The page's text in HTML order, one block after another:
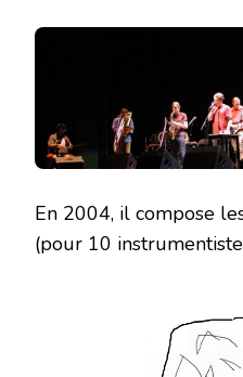
En 2004, il compose
(pour 10